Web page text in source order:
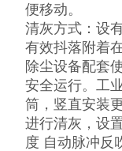
便移动。
清灰方式：设
有效抖落附着
除尘设备配套
安全运行。工
筒，竖直安装
进行清灰，设
度 自动脉冲反